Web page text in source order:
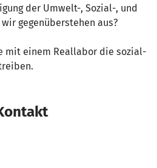
der Umwelt-, Sozial-, und
gegenüberstehen aus?
mit einem Reallabor die sozial-